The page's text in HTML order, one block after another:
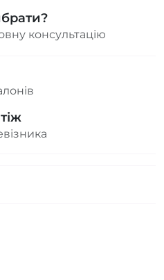
консультацію